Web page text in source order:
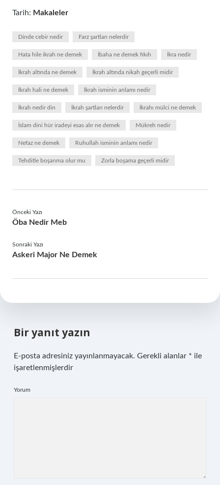
Tarih: Makaleler
Dinde cebir nedir Farz şartları nelerdir
Hata hile ikrah ne demek İbaha ne demek fıkıh İkra nedir
İkrah altında ne demek İkrah altında nikah geçerli midir
İkrah hali ne demek İkrah isminin anlamı nedir
İkrah nedir din İkrah şartları nelerdir İkrahı mülci ne demek
İslam dini hür iradeyi esas alır ne demek Mükreh nedir
Nefaz ne demek Ruhullah isminin anlamı nedir
Tehditle boşanma olur mu Zorla boşama geçerli midir
Önceki Yazı
Öba Nedir Meb
Sonraki Yazı
Askeri Major Ne Demek
Bir yanıt yazın
E-posta adresiniz yayınlanmayacak. Gerekli alanlar * ile
işaretlenmişlerdir
Yorum